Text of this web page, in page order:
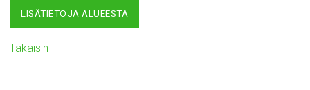
LISÄTIETOJA ALUEESTA
Takaisin